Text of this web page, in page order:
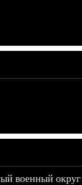
военный округ